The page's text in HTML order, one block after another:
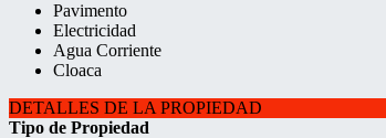
Pavimento
Electricidad
Agua Corriente
Cloaca
DETALLES DE LA PROPIEDAD
Tipo de Propiedad